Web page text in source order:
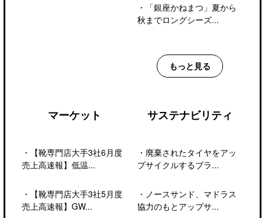
・
「銀座かねまつ」夏から
秋までロングシーズ...
もっと見る
マーケット
・
【靴専門店大手3社6月度
売上高速報】低温...
・
【靴専門店大手3社5月度
売上高速報】GW...
サステナビリティ
・ 廃棄されたタイヤをアッ
プサイクルするブラ...
・ ノースサンド、マドラス
協力のもとアップサ...